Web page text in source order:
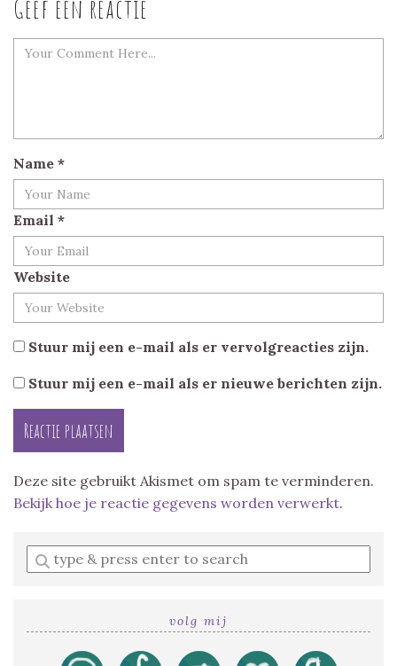
Geef een reactie
Name *
Email *
Website
Stuur mij een e-mail als er vervolgreacties zijn.
Stuur mij een e-mail als er nieuwe berichten zijn.
Deze site gebruikt Akismet om spam te verminderen.
Bekijk hoe je reactie gegevens worden verwerkt.
Enter
a
volg mij